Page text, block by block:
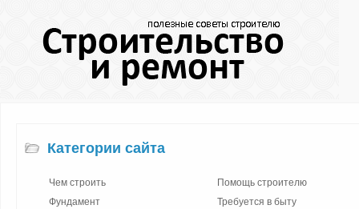
Категории сайта
Чем строить
Фундамент
Помощь строителю
Требуется в быту